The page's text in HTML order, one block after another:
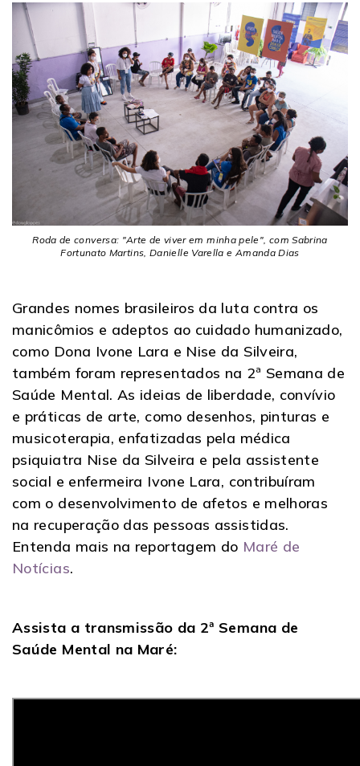
Roda de conversa: "Arte de viver em minha pele", com Sabrina
Fortunato Martins, Danielle Varella e Amanda Dias
Grandes nomes brasileiros da luta contra os
manicômios e adeptos ao cuidado humanizado,
como Dona Ivone Lara e Nise da Silveira,
também foram representados na 2ª Semana de
Saúde Mental. As ideias de liberdade, convívio
e práticas de arte, como desenhos, pinturas e
musicoterapia, enfatizadas pela médica
psiquiatra Nise da Silveira e pela assistente
social e enfermeira Ivone Lara, contribuíram
com o desenvolvimento de afetos e melhoras
na recuperação das pessoas assistidas.
Entenda mais na reportagem do Maré de
Notícias.
Assista a transmissão da 2ª Semana de
Saúde Mental na Maré: